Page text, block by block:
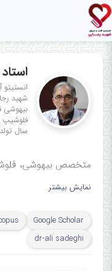
شهید
فلوشیپ
سال تولد:
متخصص بیهوشی،
نمایش بیشتر
Google Scholar
dr-ali sadeghi